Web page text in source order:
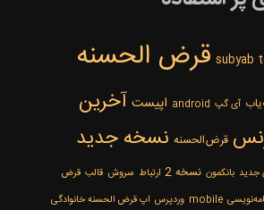
subyab قرض الحسنه
آی گپ android اپیست ‌آخرین
قرض‌الحسنه نسخه جدید
جدید بانکمون نسخه 2 ارتباط سروش قالب قرض
mobile وردپرس اپ قرض الحسنه خانوادگی